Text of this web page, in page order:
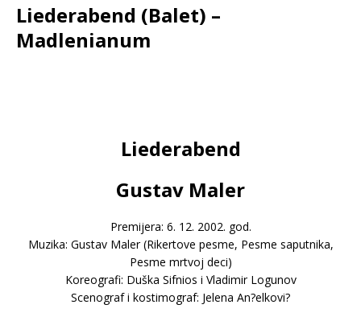
Liederabend (Balet) –
Madlenianum
Liederabend
Gustav Maler
Premijera: 6. 12. 2002. god.
Muzika: Gustav Maler (Rikertove pesme, Pesme saputnika,
Pesme mrtvoj deci)
Koreografi: Duška Sifnios i Vladimir Logunov
Scenograf i kostimograf: Jelena An?elkovi?